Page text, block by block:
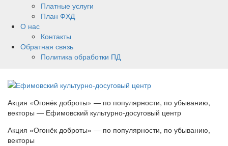
Платные услуги
План ФХД
О нас
Контакты
Обратная связь
Политика обработки ПД
Акция «Огонёк доброты» — по популярности, по убыванию,
векторы — Ефимовский культурно-досуговый центр
Акция «Огонёк доброты» — по популярности, по убыванию,
векторы